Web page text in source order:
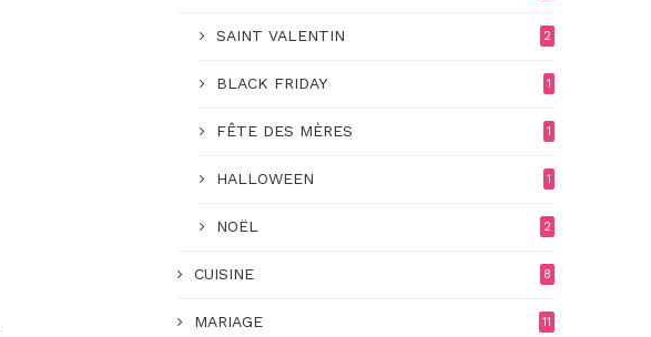
SAINT VALENTIN 2
BLACK FRIDAY 1
FÊTE DES MÈRES 1
HALLOWEEN 1
NOËL 2
CUISINE 8
MARIAGE 11